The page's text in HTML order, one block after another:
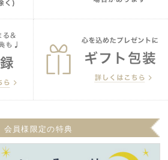
会員様限定の特典